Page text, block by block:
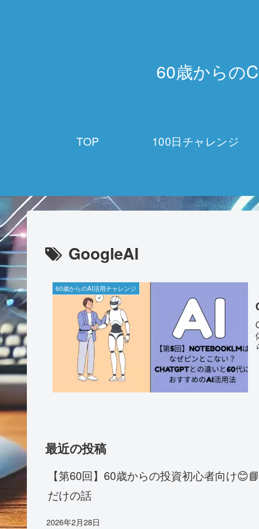
60歳からの
TOP 100日チャレンジ
GoogleAI
60歳からのAI活用チャレンジ
最近の投稿
【第60回】60歳からの投資初心者向け
だけの話
2026年2月28日